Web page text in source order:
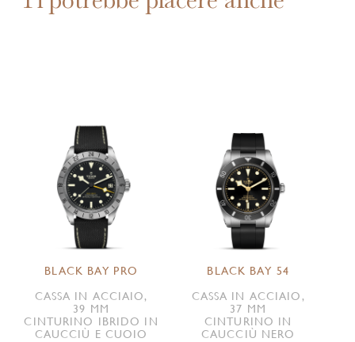
BLACK BAY PRO
CASSA IN ACCIAIO,
39 MM
CINTURINO IBRIDO IN
CAUCCIÙ E CUOIO
BLACK BAY 54
CASSA IN ACCIAIO,
37 MM
CINTURINO IN
CAUCCIÙ NERO